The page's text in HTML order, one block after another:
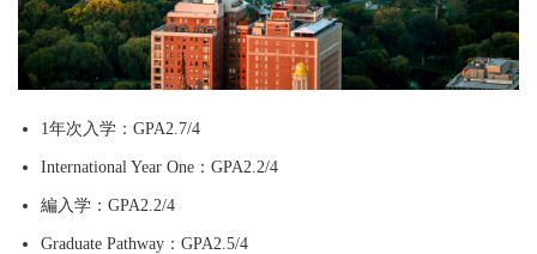
1年次入学：GPA2.7/4
International Year One：GPA2.2/4
編入学：GPA2.2/4
Graduate Pathway：GPA2.5/4